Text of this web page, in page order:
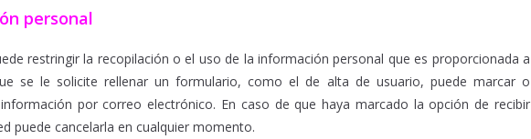
personal
restringir la recopilación o el uso de la información personal que es proporcionada a
se le solicite rellenar un formulario, como el de alta de usuario, puede marcar o
por correo electrónico. En caso de que haya marcado la opción de recibir
puede cancelarla en cualquier momento.